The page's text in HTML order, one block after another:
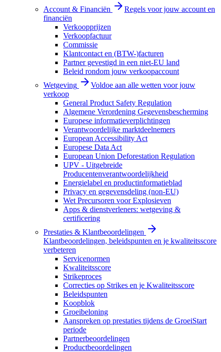
Account & Financiën
Regels voor jouw account en
financiën
Verkoopprijzen
Verkoopfactuur
Commissie
Klantcontact en (BTW-)facturen
Partner gevestigd in een niet-EU land
Beleid rondom jouw verkoopaccount
Wetgeving
Voldoe aan alle wetten voor jouw
verkoop
General Product Safety Regulation
Algemene Verordening Gegevensbescherming
Europese informatieverplichtingen
Verantwoordelijke marktdeelnemers
European Accessibility Act
Europese Data Act
European Union Deforestation Regulation
UPV - Uitgebreide
Producentenverantwoordelijkheid
Energielabel en productinformatieblad
Privacy en gegevensdeling (non-EU)
Wet Precursoren voor Explosieven
Apps & dienstverleners: wetgeving &
certificering
Prestaties & Klantbeoordelingen
Klantbeoordelingen, beleidspunten en je kwaliteitsscore
verbeteren
Servicenormen
Kwaliteitsscore
Strikeproces
Correcties op Strikes en je Kwaliteitsscore
Beleidspunten
Koopblok
Groeibeloning
Aanspreken op prestaties tijdens de GroeiStart
periode
Partnerbeoordelingen
Productbeoordelingen